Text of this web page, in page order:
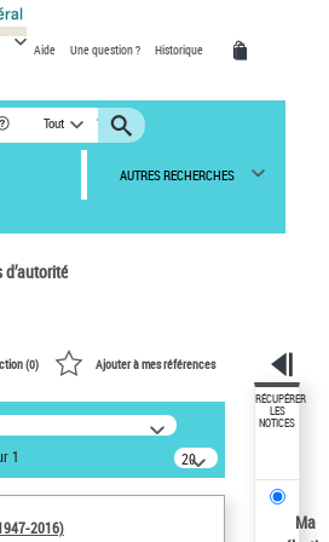
Aide Une question ? Historique
Tout
AUTRES RECHERCHES
les
:
2016)
(0) Ajouter à mes références
1
20
résultats/page
2016)
RÉCUPÉRER
LES
NOTICES
Ma